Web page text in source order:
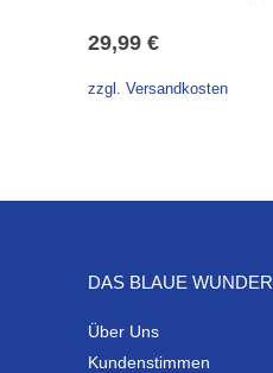
29,99 €
zzgl. Versandkosten
DAS BLAUE WUNDER
Über Uns
Kundenstimmen